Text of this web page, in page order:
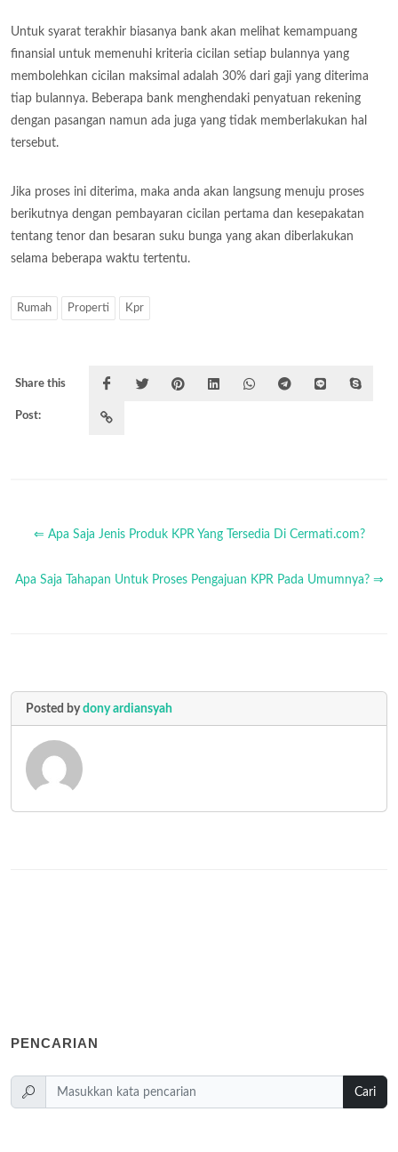
Untuk syarat terakhir biasanya bank akan melihat kemampuang
finansial untuk memenuhi kriteria cicilan setiap bulannya yang
membolehkan cicilan maksimal adalah 30% dari gaji yang diterima
tiap bulannya. Beberapa bank menghendaki penyatuan rekening
dengan pasangan namun ada juga yang tidak memberlakukan hal
tersebut.
Jika proses ini diterima, maka anda akan langsung menuju proses
berikutnya dengan pembayaran cicilan pertama dan kesepakatan
tentang tenor dan besaran suku bunga yang akan diberlakukan
selama beberapa waktu tertentu.
Rumah Properti Kpr
Share this
Post:
⇐ Apa Saja Jenis Produk KPR Yang Tersedia Di Cermati.com?
Apa Saja Tahapan Untuk Proses Pengajuan KPR Pada Umumnya? ⇒
Posted bydony ardiansyah
PENCARIAN
Cari